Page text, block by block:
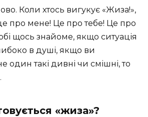
Коли хтось вигукує «Жиза!»,
це про мене! Це про тебе! Це про
щось знайоме, якщо ситуація
в душі, якщо ви
один такі дивні чи смішні, то
«жиза»?